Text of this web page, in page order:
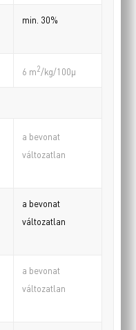
min. 30%
6 m2/kg/100µ
a bevonat
változatlan
a bevonat
változatlan
a bevonat
változatlan